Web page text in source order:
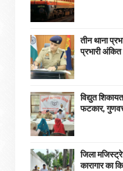
तीन थाना
प्रभारी
विद्युत
फटकार,
जिला
कारागार का